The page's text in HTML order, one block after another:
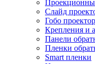
Слайд
Гобо
Крепления и
Панели
Пленки
Smart пленки